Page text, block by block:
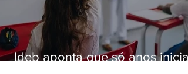
Ideb aponta que só anos